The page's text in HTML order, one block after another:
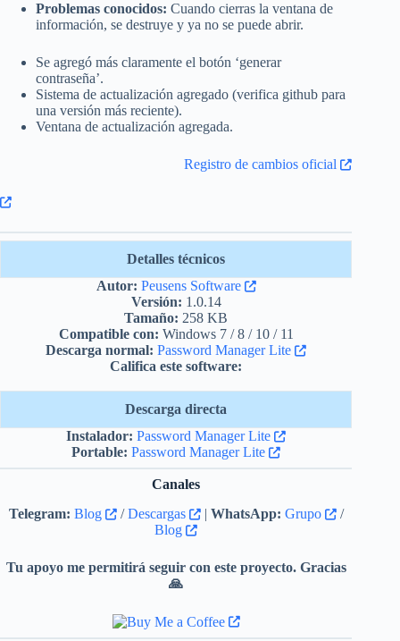
Problemas conocidos: Cuando cierras la ventana de
información, se destruye y ya no se puede abrir.
Se agregó más claramente el botón ‘generar
contraseña’.
Sistema de actualización agregado (verifica github para
una versión más reciente).
Ventana de actualización agregada.
Registro de cambios oficial
Detalles técnicos
Autor: Peusens Software
Versión: 1.0.14
Tamaño: 258 KB
Compatible con: Windows 7 / 8 / 10 / 11
Descarga normal: Password Manager Lite
Califica este software:
Descarga directa
Instalador: Password Manager Lite
Portable: Password Manager Lite
Canales
Telegram: Blog /Descargas | WhatsApp: Grupo
/
Blog
Tu apoyo me permitirá seguir con este proyecto. Gracias
🙏